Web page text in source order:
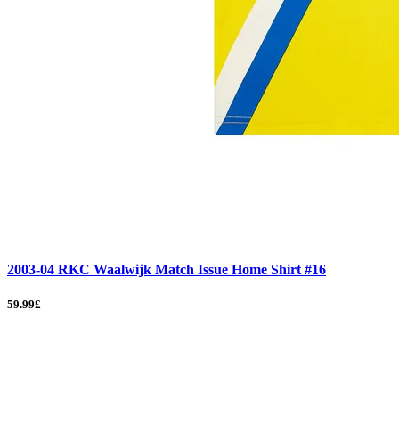
2003-04 RKC Waalwijk Match Issue Home Shirt #16
59.99£